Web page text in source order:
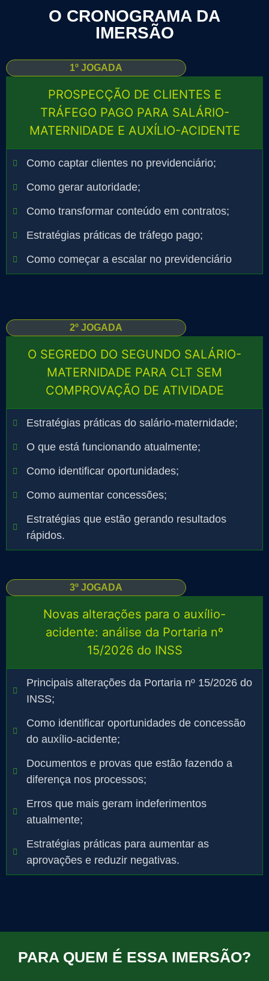
O CRONOGRAMA DA
IMERSÃO
PROSPECÇÃO DE CLIENTES E
TRÁFEGO PAGO PARA SALÁRIO-
MATERNIDADE E AUXÍLIO-ACIDENTE
Como captar clientes no previdenciário;
Como gerar autoridade;
Como transformar conteúdo em contratos;
Estratégias práticas de tráfego pago;
Como começar a escalar no previdenciário
1º JOGADA
O SEGREDO DO SEGUNDO SALÁRIO-
MATERNIDADE PARA CLT SEM
COMPROVAÇÃO DE ATIVIDADE
Estratégias práticas do salário-maternidade;
O que está funcionando atualmente;
Como identificar oportunidades;
Como aumentar concessões;
Estratégias que estão gerando resultados
rápidos.
2º JOGADA
Novas alterações para o auxílio-
acidente: análise da Portaria nº
15/2026 do INSS
Principais alterações da Portaria nº 15/2026 do
INSS;
Como identificar oportunidades de concessão
do auxílio-acidente;
Documentos e provas que estão fazendo a
diferença nos processos;
Erros que mais geram indeferimentos
atualmente;
Estratégias práticas para aumentar as
aprovações e reduzir negativas.
3º JOGADA
PARA QUEM É ESSA IMERSÃO?